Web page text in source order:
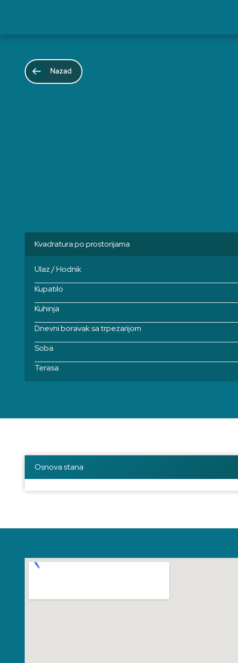
Nazad
Kvadratura po prostorijama
Ulaz / Hodnik
Kupatilo
Kuhinja
Dnevni boravak sa trpezarijom
Soba
Terasa
Osnova stana